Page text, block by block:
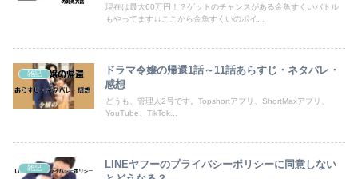
現在は最大60万円！？ゲットのチャンスがある金魚すくいバトル
もやってます↓↓ここから金魚すくいのポイ...
雑記
ドラマ令嬢の帰還1話～11話あらすじ・ネタバレ・
感想
どうも、管理人2号です。Topshortアプリ、ShortMaxアプリ、
YouTube、TikTok...
雑記
LINEヤフーのプライバシーポリシーに同意しない